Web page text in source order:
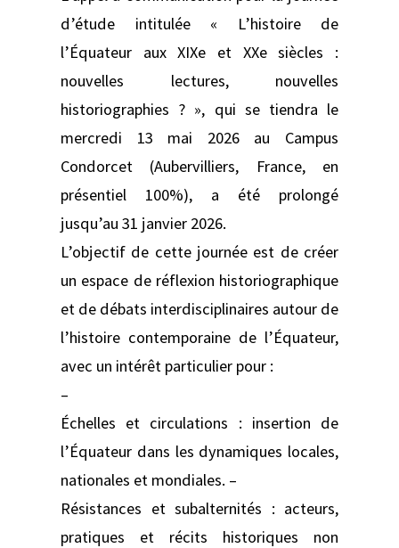
d’étude intitulée « L’histoire de
l’Équateur aux XIXe et XXe siècles :
nouvelles lectures, nouvelles
historiographies ? », qui se tiendra le
mercredi 13 mai 2026 au Campus
Condorcet (Aubervilliers, France, en
présentiel 100%), a été prolongé
jusqu’au 31 janvier 2026.
L’objectif de cette journée est de créer
un espace de réflexion historiographique
et de débats interdisciplinaires autour de
l’histoire contemporaine de l’Équateur,
avec un intérêt particulier pour :
–
Échelles et circulations : insertion de
l’Équateur dans les dynamiques locales,
nationales et mondiales. –
Résistances et subalternités : acteurs,
pratiques et récits historiques non